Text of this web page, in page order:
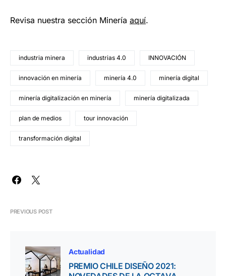
Revisa nuestra sección Minería aquí.
industria minera industrias 4.0 INNOVACIÓN
innovación en minería minería 4.0 minería digital
minería digitalización en minería minería digitalizada
plan de medios tour innovación
transformación digital
PREVIOUS POST
Actualidad
PREMIO CHILE DISEÑO 2021: